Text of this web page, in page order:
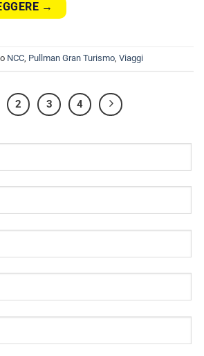
→
NCC, Pullman Gran Turismo, Viaggi
2 3 4